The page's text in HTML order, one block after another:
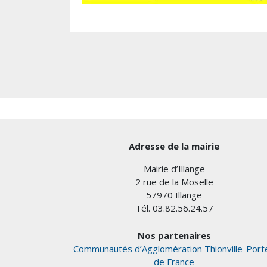
Adresse de la mairie
Mairie d’Illange
2 rue de la Moselle
57970 Illange
Tél. 03.82.56.24.57
Nos partenaires
Communautés d’Agglomération Thionville-
de France